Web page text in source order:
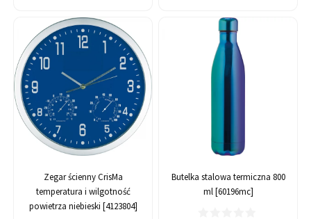
Zegar ścienny CrisMa
temperatura i wilgotność
powietrza niebieski [4123804]
Butelka stalowa termiczna 800
ml [60196mc]